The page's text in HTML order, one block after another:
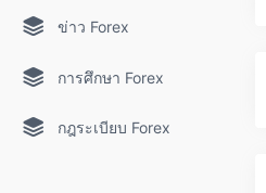
ข่าว Forex
การศึกษา Forex
กฎระเบียบ Forex